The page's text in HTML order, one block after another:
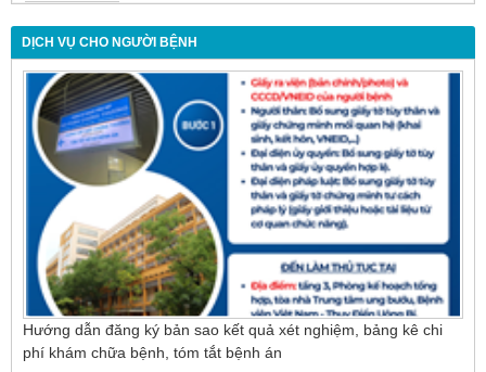
Đừng để tuổi tác là rào cản khiến việc điều trị bị
chậm trễ
Nội soi mật tụy ngược dòng – Giải pháp tối ưu
cho người bệnh sỏi ống mật chủ
DỊCH VỤ CHO NGƯỜI BỆNH
Hướng dẫn đăng ký bản sao kết quả xét nghiệm, bảng kê chi
phí khám chữa bệnh, tóm tắt bệnh án